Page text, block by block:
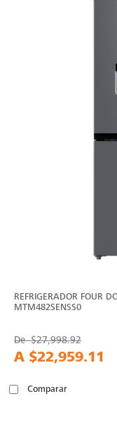
REFRIGERADOR FOUR
MTM482SENSS0
De$27,998.92
A $22,959.11
Comparar